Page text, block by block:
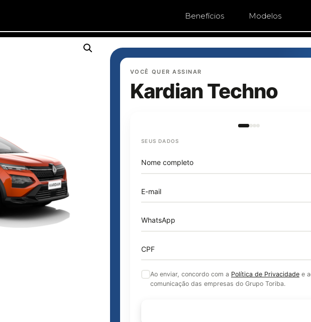
Benefícios Modelos
VOCÊ QUER ASSINAR
Kardian Techno
SEUS DADOS
Nome completo
E-mail
WhatsApp
CPF
Ao enviar, concordo com a Política de Privacidadee
comunicação das empresas do Grupo Toriba.